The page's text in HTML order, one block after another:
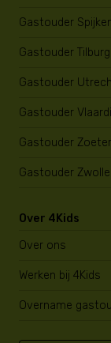
Gastouder
Gastouder Tilburg
Gastouder
Gastouder
Gastouder
Gastouder Zwolle
Over 4Kids
Over ons
Werken bij 4Kids
Overname